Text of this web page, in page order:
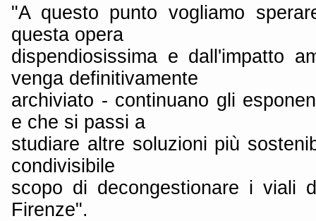
"A questo punto vogliamo
questa opera
dispendiosissima e dall'impatto
venga definitivamente
archiviato - continuano gli
e che si passi a
studiare altre soluzioni più
condivisibile
scopo di decongestionare i viali
Firenze".